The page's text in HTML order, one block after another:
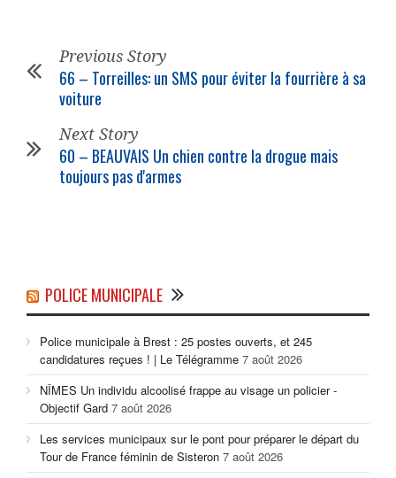
Previous Story
66 – Torreilles: un SMS pour éviter la fourrière à sa
voiture
Next Story
60 – BEAUVAIS Un chien contre la drogue mais
toujours pas d'armes
POLICE MUNICIPALE
Police municipale à Brest : 25 postes ouverts, et 245
candidatures reçues ! | Le Télégramme 7 août 2026
NÎMES Un individu alcoolisé frappe au visage un policier -
Objectif Gard 7 août 2026
Les services municipaux sur le pont pour préparer le départ du
Tour de France féminin de Sisteron 7 août 2026